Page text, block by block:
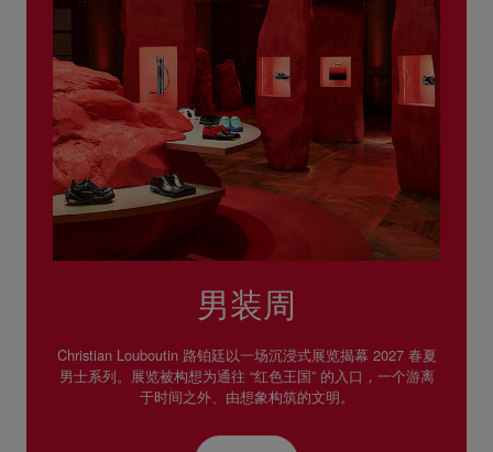
男装周
Christian Louboutin 路铂廷以一场沉浸式展览揭幕 2027 春夏
男士系列。展览被构想为通往 “红色王国” 的入口，一个游离
于时间之外、由想象构筑的文明。